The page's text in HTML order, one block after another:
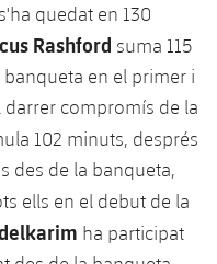
quedat en 130
Rashford suma 115
en el primer i
compromís de la
102 minuts, després
des de la banqueta,
ells en el debut de la
ha participat